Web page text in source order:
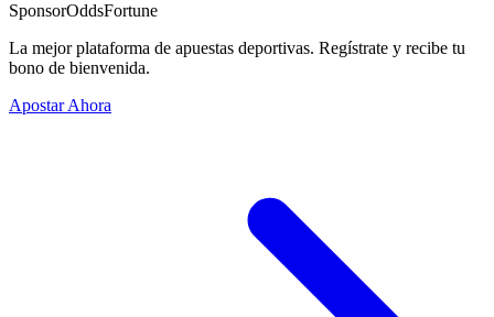
SponsorOddsFortune
La mejor plataforma de apuestas deportivas. Regístrate y recibe tu
bono de bienvenida.
Apostar Ahora